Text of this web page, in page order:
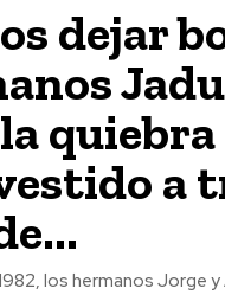
dejar
a
los hermanos Jorge